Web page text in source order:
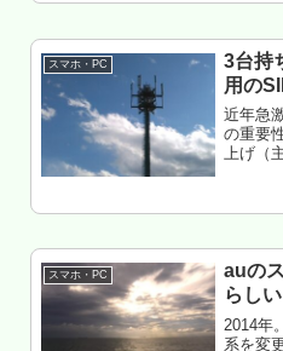
スマホ・PC
3台持
用の
近年急
の重要
上げ（
au系
スマホ・PC
auの
らしい
2014年
系を変